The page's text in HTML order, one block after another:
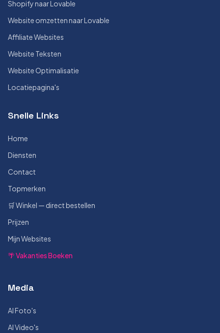
Shopify naar Lovable
Website omzetten naar Lovable
Affiliate Websites
Website Teksten
Website Optimalisatie
Locatiepagina's
Snelle Links
Home
Diensten
Contact
Topmerken
🛒 Winkel — direct bestellen
Prijzen
Mijn Websites
🌴 Vakanties Boeken
Media
AI Foto's
AI Video's